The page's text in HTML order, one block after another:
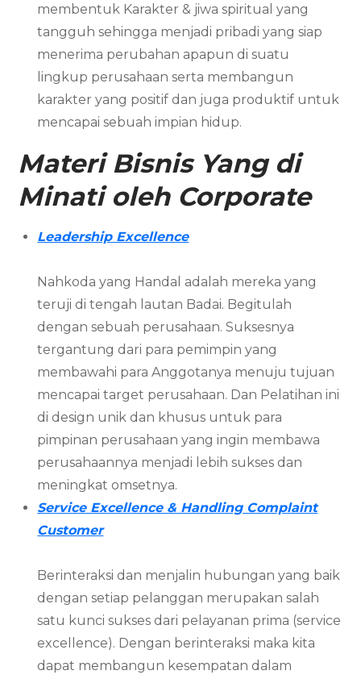
membentuk Karakter & jiwa spiritual yang
tangguh sehingga menjadi pribadi yang siap
menerima perubahan apapun di suatu
lingkup perusahaan serta membangun
karakter yang positif dan juga produktif untuk
mencapai sebuah impian hidup.
Materi Bisnis Yang di
Minati oleh Corporate
Leadership Excellence
Nahkoda yang Handal adalah mereka yang
teruji di tengah lautan Badai. Begitulah
dengan sebuah perusahaan. Suksesnya
tergantung dari para pemimpin yang
membawahi para Anggotanya menuju tujuan
mencapai target perusahaan. Dan Pelatihan ini
di design unik dan khusus untuk para
pimpinan perusahaan yang ingin membawa
perusahaannya menjadi lebih sukses dan
meningkat omsetnya.
Service Excellence & Handling Complaint
Customer
Berinteraksi dan menjalin hubungan yang baik
dengan setiap pelanggan merupakan salah
satu kunci sukses dari pelayanan prima (service
excellence). Dengan berinteraksi maka kita
dapat membangun kesempatan dalam